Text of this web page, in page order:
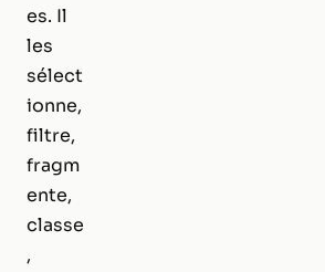
es. Il
les
sélect
ionne,
filtre,
fragm
ente,
classe
,